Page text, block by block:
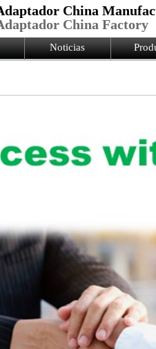
China
China Factory
Noticias